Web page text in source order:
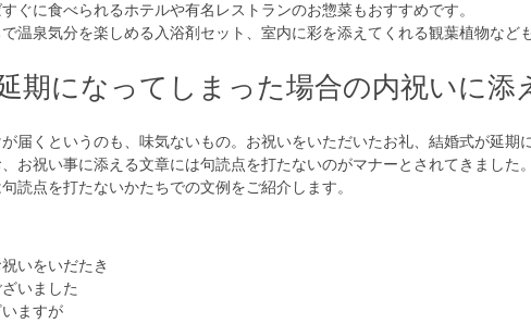
ぐに食べられるホテルや有名レストランのお惣菜もおすすめです。
温泉気分を楽しめる入浴剤セット、室内に彩を添えてくれる観葉植物など
期になってしまった場合の内祝いに添
届くというのも、味気ないもの。お祝いをいただいたお礼、結婚式が延
お祝い事に添える文章には句読点を打たないのがマナーとされてきまし
読点を打たないかたちでの文例をご紹介します。
いをいだたき
いました
ますが